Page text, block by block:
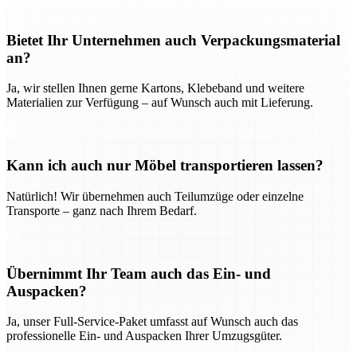
Bietet Ihr Unternehmen auch Verpackungsmaterial
an?
Ja, wir stellen Ihnen gerne Kartons, Klebeband und weitere
Materialien zur Verfügung – auf Wunsch auch mit Lieferung.
Kann ich auch nur Möbel transportieren lassen?
Natürlich! Wir übernehmen auch Teilumzüge oder einzelne
Transporte – ganz nach Ihrem Bedarf.
Übernimmt Ihr Team auch das Ein- und
Auspacken?
Ja, unser Full-Service-Paket umfasst auf Wunsch auch das
professionelle Ein- und Auspacken Ihrer Umzugsgüter.